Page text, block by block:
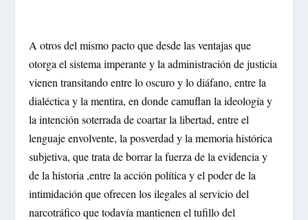
A otros del mismo pacto que desde las ventajas que
otorga el sistema imperante y la administración de justicia
vienen transitando entre lo oscuro y lo diáfano, entre la
dialéctica y la mentira, en donde camuflan la ideología y
la intención soterrada de coartar la libertad, entre el
lenguaje envolvente, la posverdad y la memoria histórica
subjetiva, que trata de borrar la fuerza de la evidencia y
de la historia ,entre la acción política y el poder de la
intimidación que ofrecen los ilegales al servicio del
narcotráfico que todavía mantienen el tufillo del